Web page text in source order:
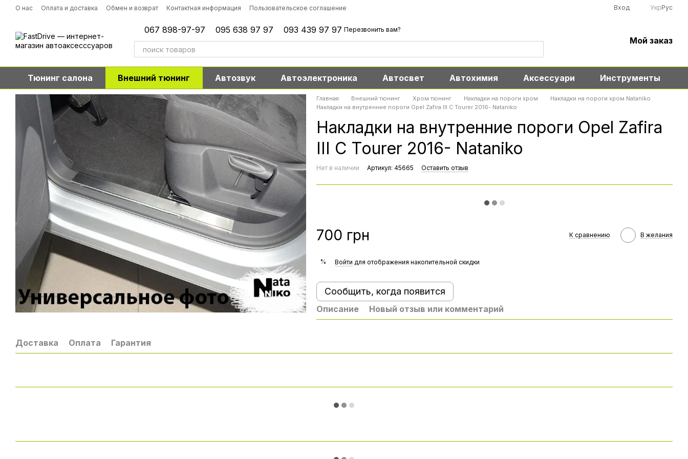
Перейти к основному контенту
О нас Оплата и доставка Обмен и возврат Контактная информация Пользовательское соглашение Вход УкрРус
067 898-97-97 095 638 97 97 093 439 97 97 Перезвонить вам?
Мой заказ
Тюнинг салона Внешний тюнинг Автозвук Автоэлектроника Автосвет Автохимия Аксессуари Инструменты
Главная Внешний тюнинг Хром тюнинг Накладки на пороги хром
Накладки на пороги хром Nataniko
Накладки на внутренние пороги Opel Zafira III С Tourer 2016- Nataniko
Накладки на внутренние пороги Opel Zafira
III С Tourer 2016- Nataniko
Нет в наличии Артикул: 45665 Оставить отзыв
700 грн К сравнению В желания
% Войти для отображения накопительной скидки
Сообщить, когда появится
Описание Новый отзыв или комментарий
Доставка Оплата Гарантия